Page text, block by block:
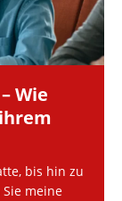
Wie
bis hin zu
meine